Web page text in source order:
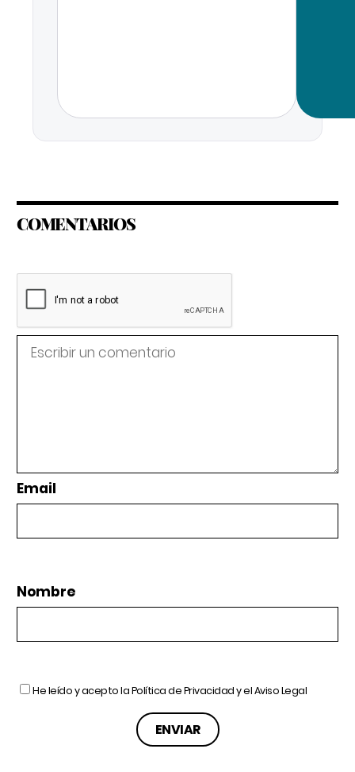
COMENTARIOS
Email
Nombre
He leído y acepto laPolítica de Privacidady elAviso Legal